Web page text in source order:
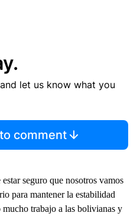
let us know what you
comment
seguro que nosotros vamos
para mantener la estabilidad
trabajo a las bolivianas y